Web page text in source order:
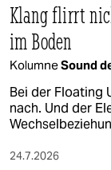
Klang flirrt
im Boden
KolumneSound
Bei der Floating
nach. Und der
24.7.2026